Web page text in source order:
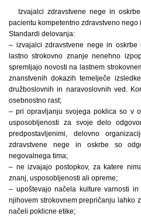
Izvajalci zdravstvene nege in
pacientu kompetentno zdravstveno nego
Standardi delovanja:
– izvajalci zdravstvene nege in
lastno strokovno znanje nenehno
spremljajo novosti na lastnem
znanstvenih dokazih temelječe
družboslovnih in naravoslovnih ved.
osebnostno rast;
– pri opravljanju svojega poklica so v
usposobljenosti za svoje delo
predpostavljenimi, delovno
zdravstvene nege in oskrbe so
negovalnega tima;
– ne izvajajo postopkov, za katere
znanj, usposobljenosti ali opreme;
– upoštevajo načela kulture varnosti
njihovem strokovnem prepričanju lahko
načeli poklicne etike;